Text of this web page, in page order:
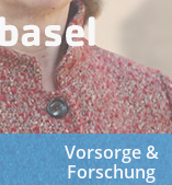
Vorsorge &
Forschung